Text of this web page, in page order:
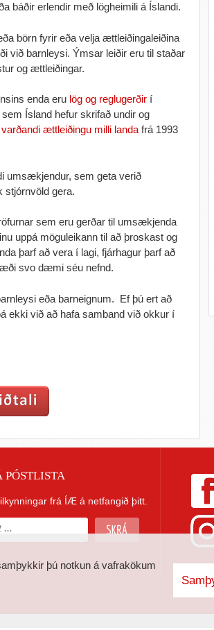
báðir erlendir með lögheimili á Íslandi.
börn fyrir eða velja ættleiðingaleiðina
við barnleysi. Ýmsar leiðir eru til staðar
og ættleiðingar.
enda eru lög og reglugerðir í
Ísland hefur skrifað undir og
ættleiðingu milli landafrá 1993
umsækjendur, sem geta verið
stjórnvöld gera.
sem eru gerðar til umsækjenda
uppá möguleikann til að þroskast og
þarf að vera í lagi, fjárhagur þarf að
svo dæmi séu nefnd.
eða barneignum. Ef þú ert að
ekki við að hafa samband við okkur í
PÓSTLISTA
frá ÍÆ á netfangið þitt.
þú notkun á vafrakökum